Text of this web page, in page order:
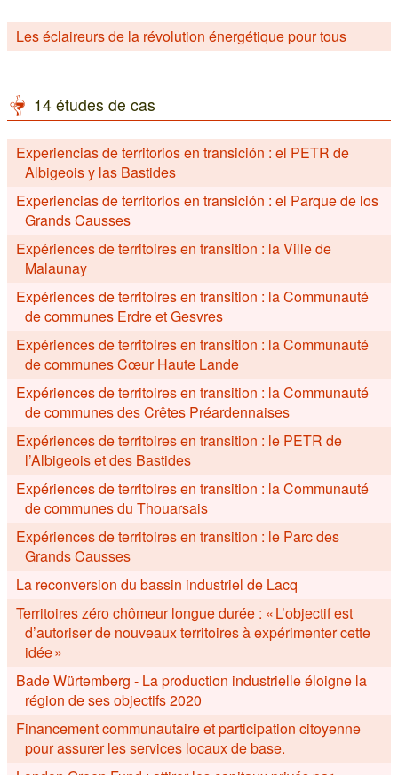
Les éclaireurs de la révolution énergétique pour tous
14 études de cas
Experiencias de territorios en transición : el PETR de
Albigeois y las Bastides
Experiencias de territorios en transición : el Parque de los
Grands Causses
Expériences de territoires en transition : la Ville de
Malaunay
Expériences de territoires en transition : la Communauté
de communes Erdre et Gesvres
Expériences de territoires en transition : la Communauté
de communes Cœur Haute Lande
Expériences de territoires en transition : la Communauté
de communes des Crêtes Préardennaises
Expériences de territoires en transition : le PETR de
l’Albigeois et des Bastides
Expériences de territoires en transition : la Communauté
de communes du Thouarsais
Expériences de territoires en transition : le Parc des
Grands Causses
La reconversion du bassin industriel de Lacq
Territoires zéro chômeur longue durée : « L’objectif est
d’autoriser de nouveaux territoires à expérimenter cette
idée »
Bade Würtemberg - La production industrielle éloigne la
région de ses objectifs 2020
Financement communautaire et participation citoyenne
pour assurer les services locaux de base.